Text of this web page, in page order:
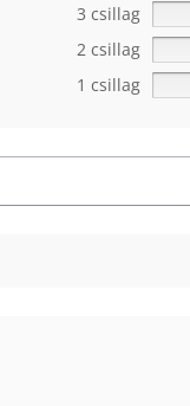
3 csillag
2 csillag
1 csillag